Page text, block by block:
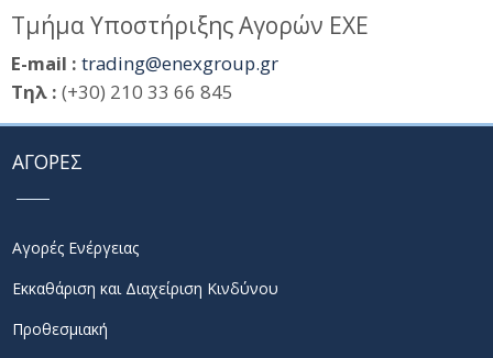
Τμήμα Υποστήριξης Αγορών ΕΧΕ
E-mail : trading@enexgroup.gr
Τηλ : (+30) 210 33 66 845
ΑΓΟΡΕΣ
Αγορές Ενέργειας
Εκκαθάριση και Διαχείριση Κινδύνου
Προθεσμιακή